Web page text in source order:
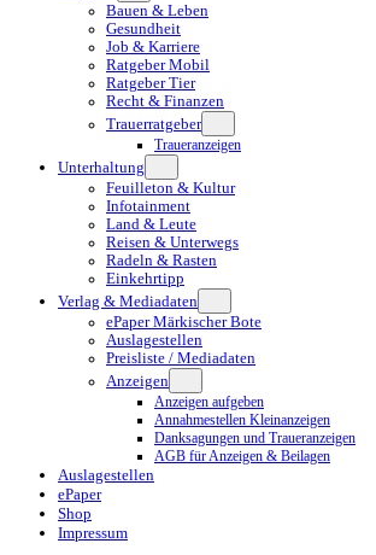
Bauen & Leben
Gesundheit
Job & Karriere
Ratgeber Mobil
Ratgeber Tier
Recht & Finanzen
Trauerratgeber
Traueranzeigen
Unterhaltung
Feuilleton & Kultur
Infotainment
Land & Leute
Reisen & Unterwegs
Radeln & Rasten
Einkehrtipp
Verlag & Mediadaten
ePaper Märkischer Bote
Auslagestellen
Preisliste / Mediadaten
Anzeigen
Anzeigen aufgeben
Annahmestellen Kleinanzeigen
Danksagungen und Traueranzeigen
AGB für Anzeigen & Beilagen
Auslagestellen
ePaper
Shop
Impressum